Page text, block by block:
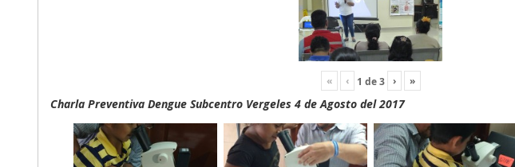
« ‹ 1 de3 › »
Charla Preventiva Dengue Subcentro Vergeles 4 de Agosto del 2017